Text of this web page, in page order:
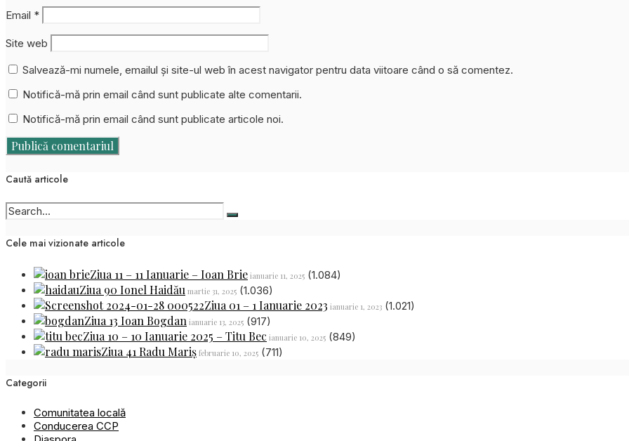
Email *
Site web
Salvează-mi numele, emailul și site-ul web în acest navigator pentru data viitoare când o să comentez.
Notifică-mă prin email când sunt publicate alte comentarii.
Notifică-mă prin email când sunt publicate articole noi.
Caută articole
Cele mai vizionate articole
Ziua 11 – 11 Ianuarie – Ioan Brie ianuarie 11, 2025 (1.084)
Ziua 90 Ionel Haidău martie 31, 2025 (1.036)
Ziua 01 – 1 Ianuarie 2023 ianuarie 1, 2023 (1.021)
Ziua 13 Ioan Bogdan ianuarie 13, 2025 (917)
Ziua 10 – 10 Ianuarie 2025 – Titu Bec ianuarie 10, 2025 (849)
Ziua 41 Radu Mariș februarie 10, 2025 (711)
Categorii
Comunitatea locală
Conducerea CCP